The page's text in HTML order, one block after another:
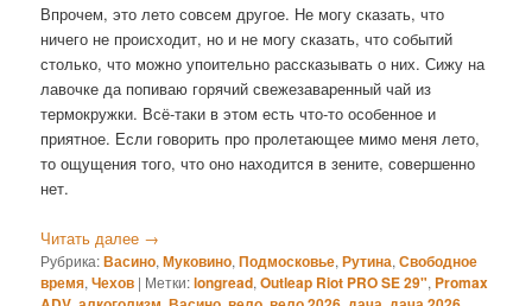
Впрочем, это лето совсем другое. Не могу сказать, что
ничего не происходит, но и не могу сказать, что событий
столько, что можно упоительно рассказывать о них. Сижу на
лавочке да попиваю горячий свежезаваренный чай из
термокружки. Всё-таки в этом есть что-то особенное и
приятное. Если говорить про пролетающее мимо меня лето,
то ощущения того, что оно находится в зените, совершенно
нет.
Читать далее →
Рубрика:Васино,Муковино,Подмосковье,Рутина,Свободное
время,Чехов | Метки:longread,Outleap Riot PRO SE 29", Promax